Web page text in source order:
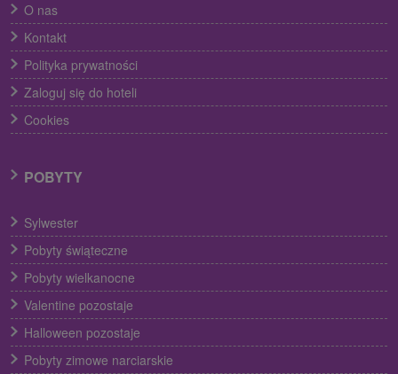
O nas
Kontakt
Polityka prywatności
Zaloguj się do hoteli
Cookies
POBYTY
Sylwester
Pobyty świąteczne
Pobyty wielkanocne
Valentine pozostaje
Halloween pozostaje
Pobyty zimowe narciarskie